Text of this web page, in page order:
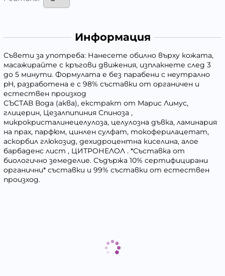
Информация
Съвети за употреба: Нанесете обилно върху кожата,
масажирайте с кръгови движения, изплакнете след 3
до 5 минути. Формулата е без парабени с неутрално
pH, разработена е с 98% съставки от органичен и
естествен произход
СЪСТАВ Вода (аква), екстракт от Марис Лимус,
глицерин, Цезалпипиния Спиноза ,
микрокристалинецелулоза, целулозна дъвка, ламинария
на прах, парфюм, цинлен сулфат, токоферилацетат,
аскорбил глюкозид, дехидроцентна киселина, алое
барбаденс лист , ЦИТРОНЕЛОЛ . *Съставка от
биологично земеделие. Съдържа 10% сертифицирани
органични* съставки и 99% съставки от естествен
произход.